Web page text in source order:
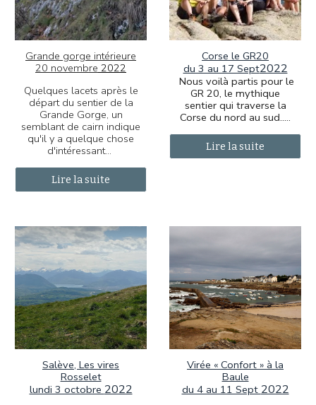
Grande gorge intérieure
20 novembre 2022
Quelques lacets après le
départ du sentier de la
Grande Gorge, un
semblant de cairn indique
qu'il y a quelque chose
d'intéressant…
Lire la suite
Corse le GR20
du 3 au 17 Sept2022
Nous voilà partis pour le
GR 20, le mythique
sentier qui traverse la
Corse du nord au sud.....
Lire la suite
Salève, Les vires
Rosselet
lundi 3 octobre 2022
Virée « Confort » à la
Baule
du 4 au 11 Sept 2022